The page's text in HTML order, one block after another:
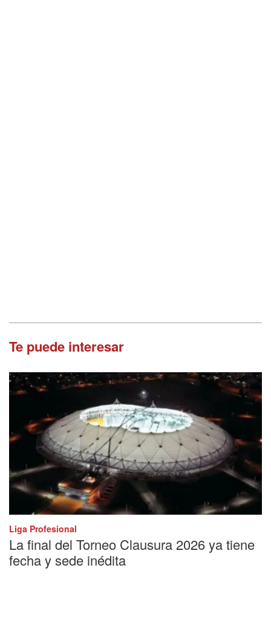
Te puede interesar
Liga Profesional
La final del Torneo Clausura 2026 ya tiene
fecha y sede inédita